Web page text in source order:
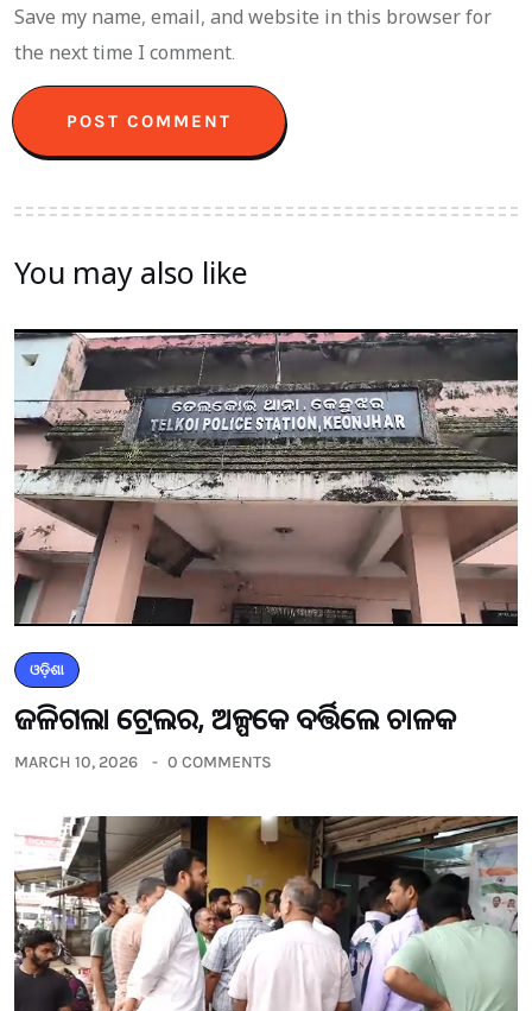
Save my name, email, and website in this browser for
the next time I comment.
You may also like
ଓଡ଼ିଶା
ଜଳିଗଲା ଟ୍ରେଲର, ଅଳ୍ପକେ ବର୍ତ୍ତିଲେ ଚାଳକ
MARCH 10, 2026 0 COMMENTS